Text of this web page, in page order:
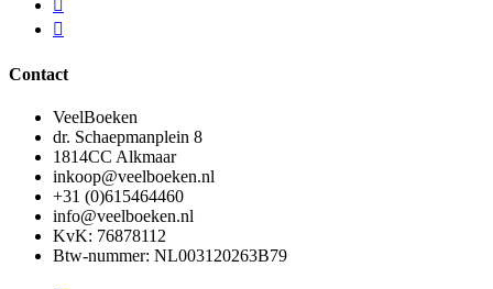
Contact
VeelBoeken
dr. Schaepmanplein 8
1814CC Alkmaar
inkoop@veelboeken.nl
+31 (0)615464460
info@veelboeken.nl
KvK: 76878112
Btw-nummer: NL003120263B79